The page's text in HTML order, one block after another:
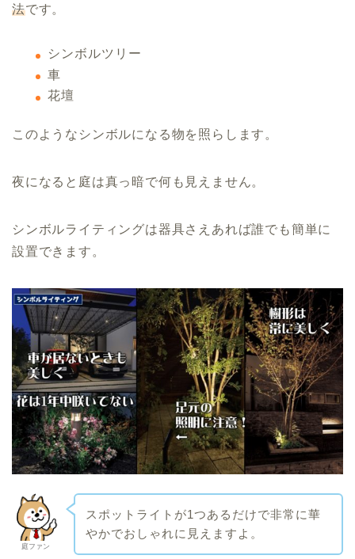
法です。
シンボルツリー
車
花壇
このようなシンボルになる物を照らします。
夜になると庭は真っ暗で何も見えません。
シンボルライティングは器具さえあれば誰でも簡単に
設置できます。
庭ファン
スポットライトが1つあるだけで非常に華
やかでおしゃれに見えますよ。